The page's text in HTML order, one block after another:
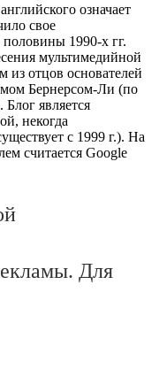
означает
свое
половины 1990-х гг.
мультимедийной
отцов основателей
Бернерсом-Ли (по
является
некогда
с 1999 г.). На
считается Google
Для